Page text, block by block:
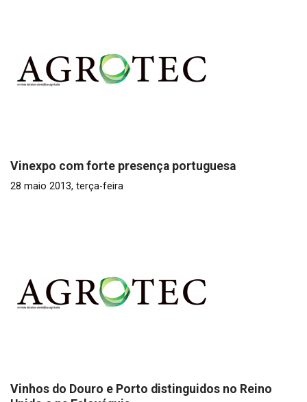
Vinexpo com forte presença portuguesa
28 maio 2013, terça-feira
Vinhos do Douro e Porto distinguidos no Reino